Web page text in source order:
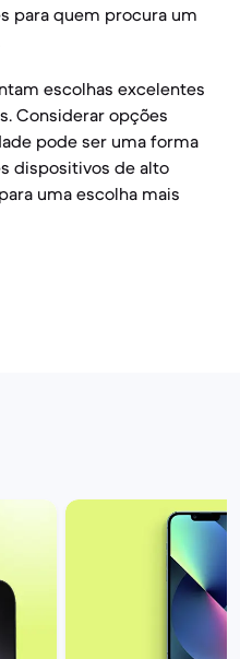
para quem procura um
escolhas excelentes
Considerar opções
pode ser uma forma
dispositivos de alto
uma escolha mais